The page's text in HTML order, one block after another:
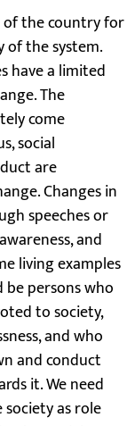
of the country for
the system.
have a limited
The
come
social
are
Changes in
speeches or
and
living examples
persons who
to society,
and who
and conduct
it. We need
as role